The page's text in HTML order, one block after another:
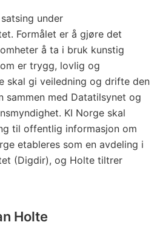
under
Formålet er å gjøre det
å ta i bruk kunstig
er trygg, lovlig og
skal gi veiledning og drifte den
sammen med Datatilsynet og
KI Norge skal
til offentlig informasjon om
etableres som en avdeling i
(Digdir), og Holte tiltrer
Holte